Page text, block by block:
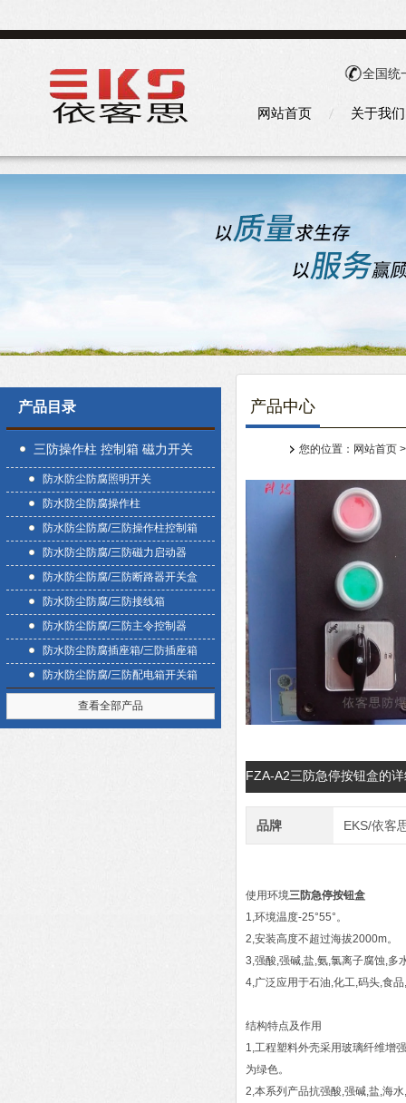
全国统
网站首页 关于我们
产品目录
三防操作柱 控制箱 磁力开关
盒防水防尘防腐照明开关
防水防尘防腐操作柱
防水防尘防腐/三防操作柱控制箱
防水防尘防腐/三防磁力启动器
防水防尘防腐/三防断路器开关盒
防水防尘防腐/三防接线箱
防水防尘防腐/三防主令控制器
防水防尘防腐插座箱/三防插座箱
防水防尘防腐/三防配电箱开关箱
查看全部产品
产品中心
您的位置： 网站首页
FZA-A2三防急停按钮盒的
品牌 EKS/依客
使用环境三防急停按钮盒
1,环境温度-25°55°。
2,安装高度不超过海拔2000m。
3,强酸,强碱,盐,氨,氯离子腐蚀,多
4,广泛应用于石油,化工,码头,食
结构特点及作用
1,工程塑料外壳采用玻璃纤维增
为绿色。
2,本系列产品抗强酸,强碱,盐,海